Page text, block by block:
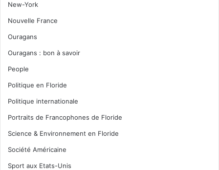
New-York
Nouvelle France
Ouragans
Ouragans : bon à savoir
People
Politique en Floride
Politique internationale
Portraits de Francophones de Floride
Science & Environnement en Floride
Société Américaine
Sport aux Etats-Unis